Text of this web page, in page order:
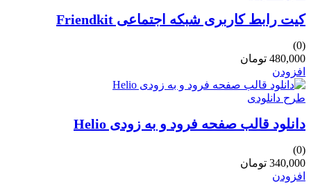
کیت رابط کاربری شبکه اجتماعی Friendkit
(0)
480,000 تومان
افزودن
طرح دانلودی
دانلود قالب صفحه فرود و به زودی Helio
(0)
340,000 تومان
افزودن